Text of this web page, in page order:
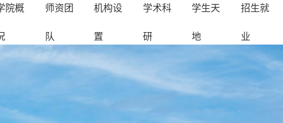
院概 师资团
队
机构设
置
学术科
研
学生天
地
招生就
业